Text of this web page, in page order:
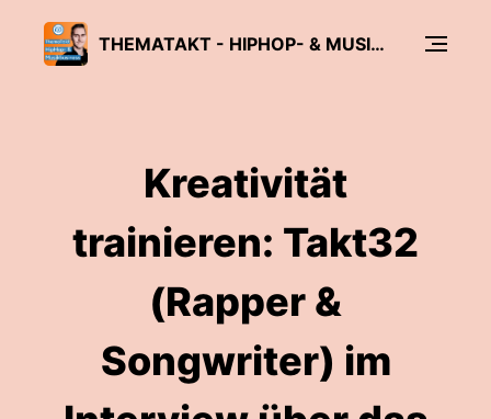
THEMATAKT - HIPHOP- & MUSIKBUSINESS-PODCAST
Kreativität
trainieren: Takt32
(Rapper &
Songwriter) im